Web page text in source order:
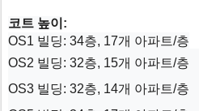
코트 높이 :
OS1 빌딩: 34층, 17개 아파트/층
OS2 빌딩: 32층, 15개 아파트/층
OS3 빌딩: 32층, 14개 아파트/층